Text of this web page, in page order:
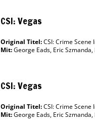
CSI: Vegas
Original Titel:CSI: Crime Scene
Mit:George Eads, Eric Szmanda,
CSI: Vegas
Original Titel:CSI: Crime Scene
Mit:George Eads, Eric Szmanda,